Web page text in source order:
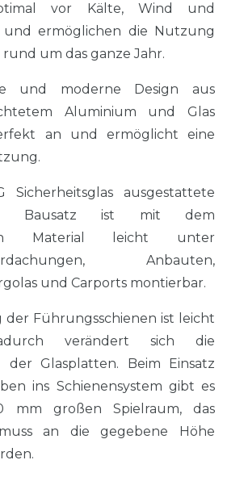
vor Kälte, Wind und
und ermöglichen die Nutzung
rund um das ganze Jahr.
und moderne Design aus
Aluminium und Glas
an und ermöglicht eine
Sicherheitsglas ausgestattete
Bausatz ist mit dem
Material leicht unter
Anbauten,
und Carports montierbar.
der Führungsschienen ist leicht
verändert sich die
der Glasplatten. Beim Einsatz
ins Schienensystem gibt es
mm großen Spielraum, das
an die gegebene Höhe